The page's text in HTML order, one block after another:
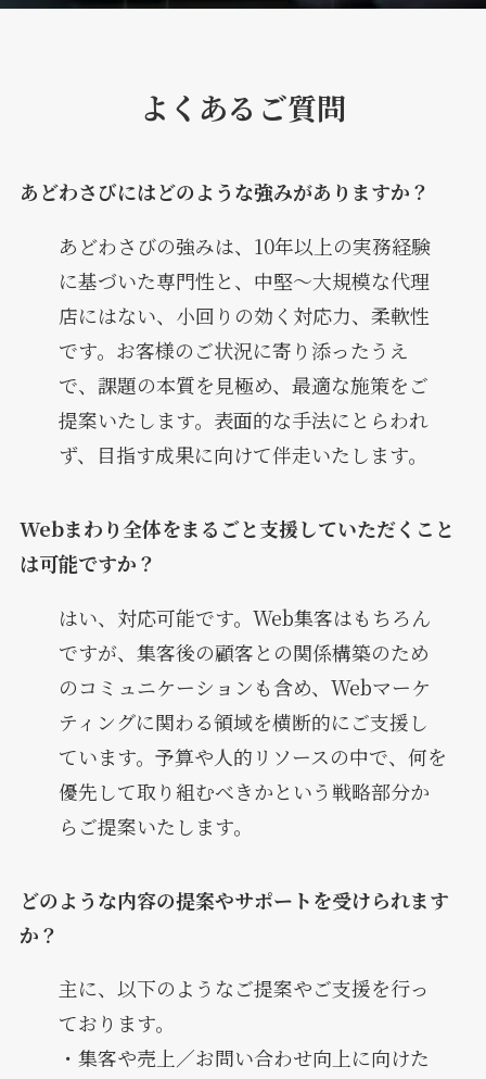
よくあるご質問
あどわさびにはどのような強みがありますか？
あどわさびの強みは、10年以上の実務経験
に基づいた専門性と、中堅～大規模な代理
店にはない、小回りの効く対応力、柔軟性
です。お客様のご状況に寄り添ったうえ
で、課題の本質を見極め、最適な施策をご
提案いたします。表面的な手法にとらわれ
ず、目指す成果に向けて伴走いたします。
Webまわり全体をまるごと支援していただくこと
は可能ですか？
はい、対応可能です。Web集客はもちろん
ですが、集客後の顧客との関係構築のため
のコミュニケーションも含め、Webマーケ
ティングに関わる領域を横断的にご支援し
ています。予算や人的リソースの中で、何を
優先して取り組むべきかという戦略部分か
らご提案いたします。
どのような内容の提案やサポートを受けられます
か？
主に、以下のようなご提案やご支援を行っ
ております。
・集客や売上／お問い合わせ向上に向けた